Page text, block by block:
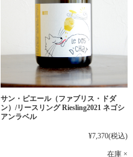
サン・ピエール（ファブリス・ドダ
ン）/リースリング Riesling2021 ネゴシ
アンラベル
¥7,370(税込)
在庫 ×